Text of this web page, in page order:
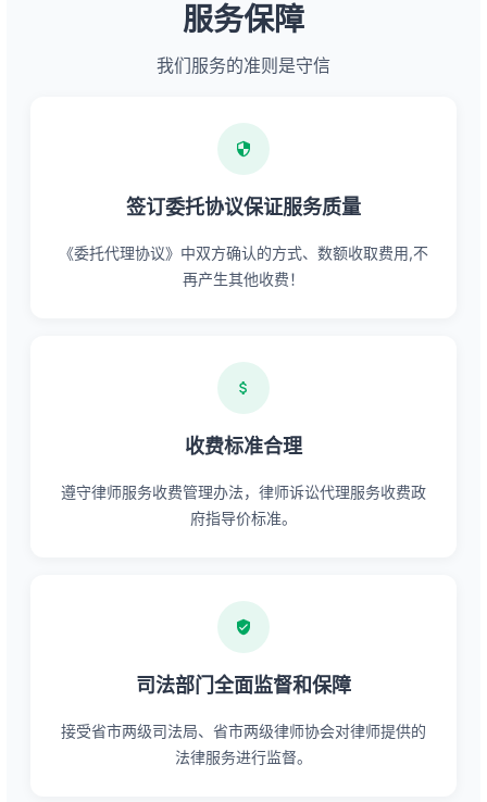
服务保障
我们服务的准则是守信
签订委托协议保证服务质量
《委托代理协议》中双方确认的方式、数额收取费用,不
再产生其他收费！
收费标准合理
遵守律师服务收费管理办法，律师诉讼代理服务收费政
府指导价标准。
司法部门全面监督和保障
接受省市两级司法局、省市两级律师协会对律师提供的
法律服务进行监督。